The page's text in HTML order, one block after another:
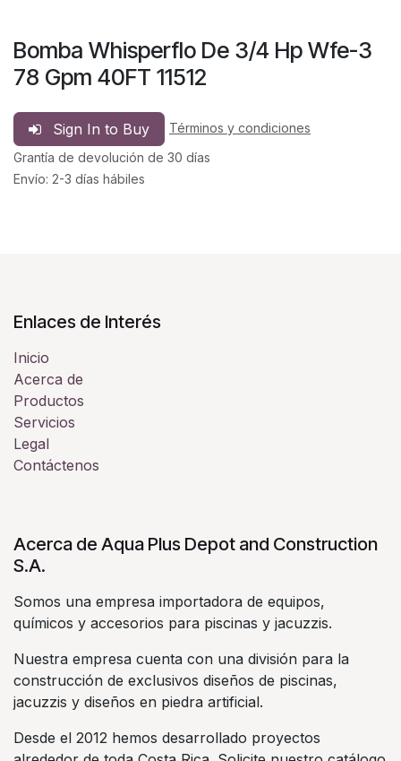
Bomba Whisperflo De 3/4 Hp Wfe-3
78 Gpm 40FT 11512
Sign In to Buy
Términos y condiciones
Grantía de devolución de 30 días
Envío: 2-3 días hábiles
Enlaces de Interés
Inicio
Acerca de
Productos
Servicios
Legal
Contáctenos
Acerca de Aqua Plus Depot and Construction
S.A.
Somos una empresa importadora de equipos,
químicos y accesorios para piscinas y jacuzzis.
Nuestra empresa cuenta con una división para la
construcción de exclusivos diseños de piscinas,
jacuzzis y diseños en piedra artificial.
Desde el 2012 hemos desarrollado proyectos